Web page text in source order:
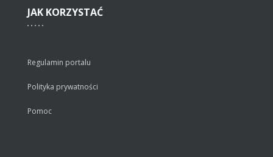
JAK KORZYSTAĆ
Regulamin portalu
Polityka prywatności
Pomoc